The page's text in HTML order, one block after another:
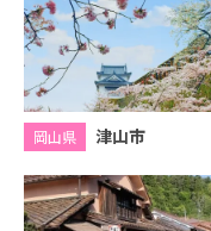
岡山県 津山市